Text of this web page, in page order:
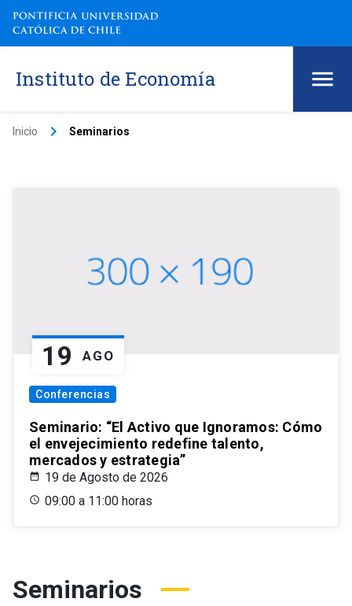
Instituto de Economía
Inicio keyboard_arrow_right Seminarios
19 AGO
Conferencias
Seminario: “El Activo que Ignoramos: Cómo
el envejecimiento redefine talento,
mercados y estrategia”
19 de Agosto de 2026
09:00 a 11:00 horas
Seminarios